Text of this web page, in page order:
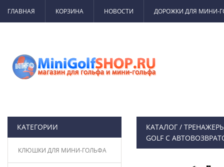
ГЛАВНАЯ КОРЗИНА НОВОСТИ ДОРОЖКИ ДЛЯ МИНИ-
КАТЕГОРИИ
КЛЮШКИ ДЛЯ МИНИ-ГОЛЬФА
КАТАЛОГ/
GOLF С